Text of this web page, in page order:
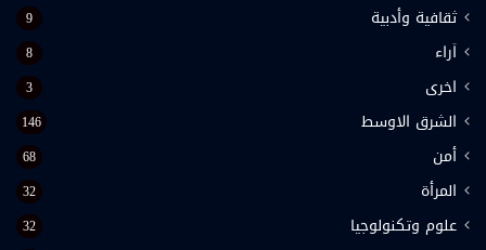
ثقافية وأدبية 9
اَراء 8
اخرى 3
الشرق الاوسط 146
أمن 68
المرأة 32
علوم وتكنولوجيا 32